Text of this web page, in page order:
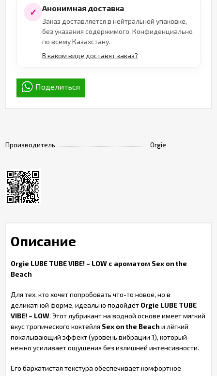
Производитель Orgie
✓ Анонимная доставка
Заказ доставляется в нейтральной упаковке,
без указания содержимого. Конфиденциально
по всему Казахстану.
В каком виде доставят заказ?
Поделиться
Описание
Orgie LUBE TUBE VIBE! – LOW с ароматом Sex on the
Beach
Для тех, кто хочет попробовать что-то новое, но в
деликатной форме, идеально подойдёт Orgie LUBE TUBE
VIBE! – LOW. Этот лубрикант на водной основе имеет мягкий
вкус тропического коктейля Sex on the Beach и лёгкий
покалывающий эффект (уровень вибрации 1), который
нежно усиливает ощущения без излишней интенсивности.
Его бархатистая текстура обеспечивает комфортное